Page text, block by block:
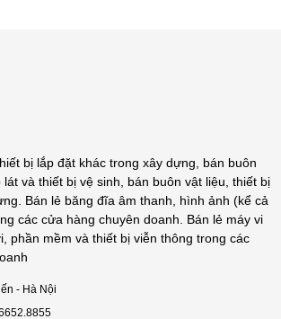
bị lắp đặt khác trong xây dựng, bán buôn
và thiết bị vệ sinh, bán buôn vật liệu, thiết bị
Bán lẻ băng đĩa âm thanh, hình ảnh (kể cả
các cửa hàng chuyên doanh. Bán lẻ máy vi
phần mềm và thiết bị viễn thông trong các
- Hà Nội